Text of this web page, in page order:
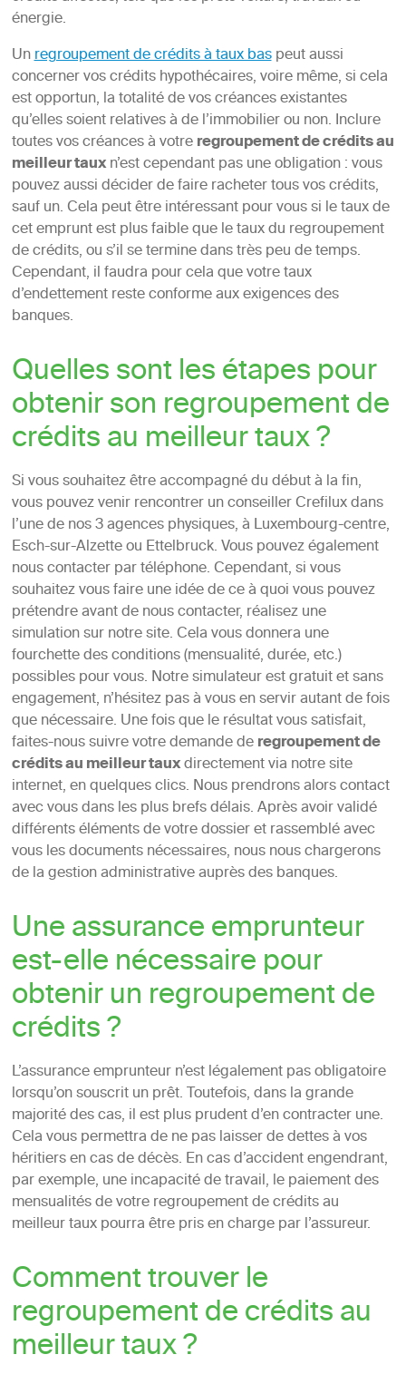
énergie.
Unregroupement de crédits à taux baspeut aussi
concerner vos crédits hypothécaires, voire même, si cela
est opportun, la totalité de vos créances existantes
qu’elles soient relatives à de l’immobilier ou non. Inclure
toutes vos créances à votreregroupement de crédits au
meilleur tauxn’est cependant pas une obligation : vous
pouvez aussi décider de faire racheter tous vos crédits,
sauf un. Cela peut être intéressant pour vous si le taux de
cet emprunt est plus faible que le taux du regroupement
de crédits, ou s’il se termine dans très peu de temps.
Cependant, il faudra pour cela que votre taux
d’endettement reste conforme aux exigences des
banques.
Quelles sont les étapes pour
obtenir son regroupement de
crédits au meilleur taux ?
Si vous souhaitez être accompagné du début à la fin,
vous pouvez venir rencontrer un conseiller Crefilux dans
l’une de nos 3 agences physiques, à Luxembourg-centre,
Esch-sur-Alzette ou Ettelbruck. Vous pouvez également
nous contacter par téléphone. Cependant, si vous
souhaitez vous faire une idée de ce à quoi vous pouvez
prétendre avant de nous contacter, réalisez une
simulation sur notre site. Cela vous donnera une
fourchette des conditions (mensualité, durée, etc.)
possibles pour vous. Notre simulateur est gratuit et sans
engagement, n’hésitez pas à vous en servir autant de fois
que nécessaire. Une fois que le résultat vous satisfait,
faites-nous suivre votre demande deregroupement de
crédits au meilleur tauxdirectement via notre site
internet, en quelques clics. Nous prendrons alors contact
avec vous dans les plus brefs délais. Après avoir validé
différents éléments de votre dossier et rassemblé avec
vous les documents nécessaires, nous nous chargerons
de la gestion administrative auprès des banques.
Une assurance emprunteur
est-elle nécessaire pour
obtenir un regroupement de
crédits ?
L’assurance emprunteur n’est légalement pas obligatoire
lorsqu’on souscrit un prêt. Toutefois, dans la grande
majorité des cas, il est plus prudent d’en contracter une.
Cela vous permettra de ne pas laisser de dettes à vos
héritiers en cas de décès. En cas d’accident engendrant,
par exemple, une incapacité de travail, le paiement des
mensualités de votre regroupement de crédits au
meilleur taux pourra être pris en charge par l’assureur.
Comment trouver le
regroupement de crédits au
meilleur taux ?